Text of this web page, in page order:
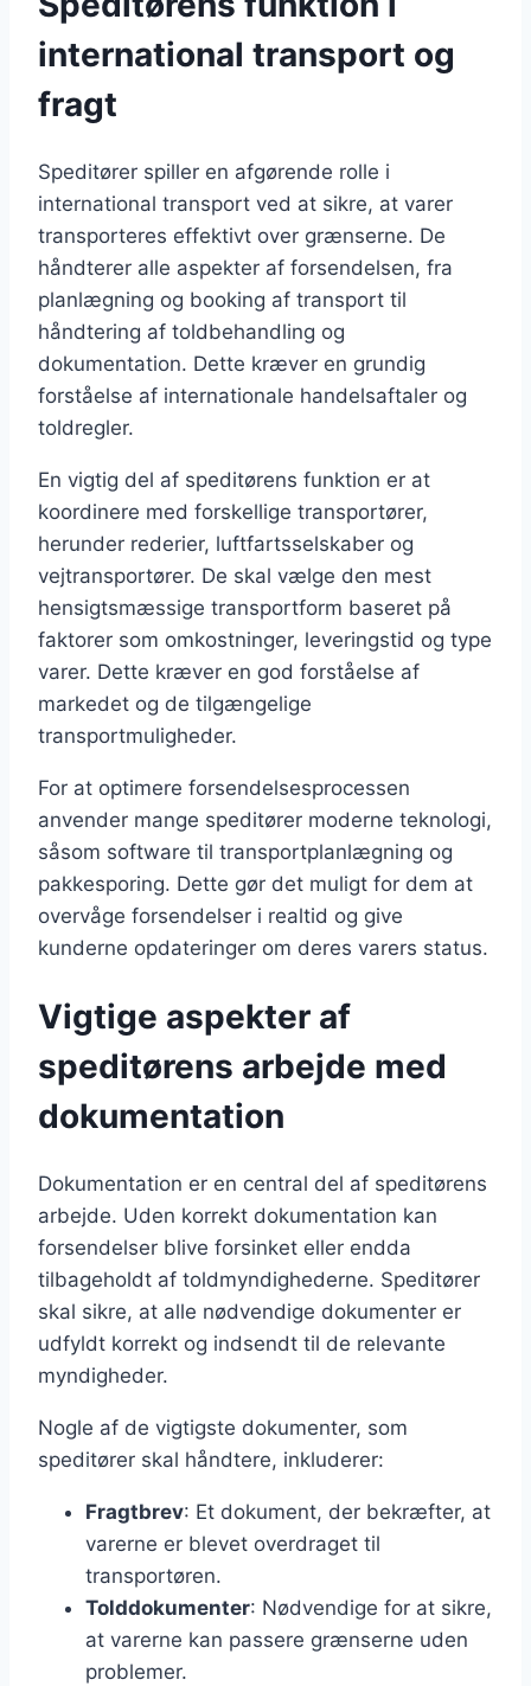
international transport og
fragt
Speditører spiller en afgørende rolle i
international transport ved at sikre, at varer
transporteres effektivt over grænserne. De
håndterer alle aspekter af forsendelsen, fra
planlægning og booking af transport til
håndtering af toldbehandling og
dokumentation. Dette kræver en grundig
forståelse af internationale handelsaftaler og
toldregler.
En vigtig del af speditørens funktion er at
koordinere med forskellige transportører,
herunder rederier, luftfartsselskaber og
vejtransportører. De skal vælge den mest
hensigtsmæssige transportform baseret på
faktorer som omkostninger, leveringstid og type
varer. Dette kræver en god forståelse af
markedet og de tilgængelige
transportmuligheder.
For at optimere forsendelsesprocessen
anvender mange speditører moderne teknologi,
såsom software til transportplanlægning og
pakkesporing. Dette gør det muligt for dem at
overvåge forsendelser i realtid og give
kunderne opdateringer om deres varers status.
Vigtige aspekter af
speditørens arbejde med
dokumentation
Dokumentation er en central del af speditørens
arbejde. Uden korrekt dokumentation kan
forsendelser blive forsinket eller endda
tilbageholdt af toldmyndighederne. Speditører
skal sikre, at alle nødvendige dokumenter er
udfyldt korrekt og indsendt til de relevante
myndigheder.
Nogle af de vigtigste dokumenter, som
speditører skal håndtere, inkluderer:
Fragtbrev: Et dokument, der bekræfter, at
varerne er blevet overdraget til
transportøren.
Tolddokumenter: Nødvendige for at sikre,
at varerne kan passere grænserne uden
problemer.